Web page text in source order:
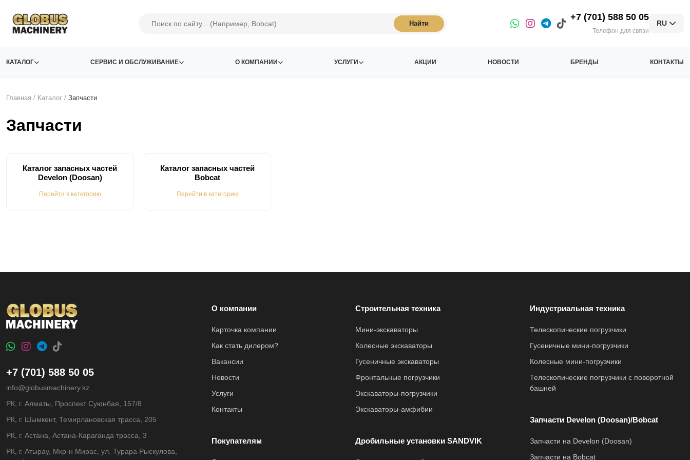
Найти
+7 (701) 588 50 05
Телефон для связи
RU
КАТАЛОГ СЕРВИС И ОБСЛУЖИВАНИЕ О КОМПАНИИ УСЛУГИ АКЦИИ НОВОСТИ БРЕНДЫ КОНТАКТЫ
Главная / Каталог / Запчасти
Запчасти
Каталог запасных частей
Develon (Doosan)
Перейти в категорию
Каталог запасных частей
Bobcat
Перейти в категорию
+7 (701) 588 50 05
info@globusmachinery.kz
РК, г. Алматы, Проспект Суюнбая, 157/8
РК, г. Шымкент, Темирлановская трасса, 205
РК, г. Астана, Астана-Караганда трасса, 3
РК, г. Атырау, Мкр-н Мирас, ул. Турара Рыскулова,
О компании
Карточка компании
Как стать дилером?
Вакансии
Новости
Услуги
Контакты
Покупателям
Строительная техника
Мини-экскаваторы
Колесные экскаваторы
Гусеничные экскаваторы
Фронтальные погрузчики
Экскаваторы-погрузчики
Экскаваторы-амфибии
Дробильные установки SANDVIK
Индустриальная техника
Телескопические погрузчики
Гусеничные мини-погрузчики
Колесные мини-погрузчики
Телескопические погрузчики с поворотной
башней
Запчасти Develon (Doosan)/Bobcat
Запчасти на Develon (Doosan)
Запчасти на Bobcat